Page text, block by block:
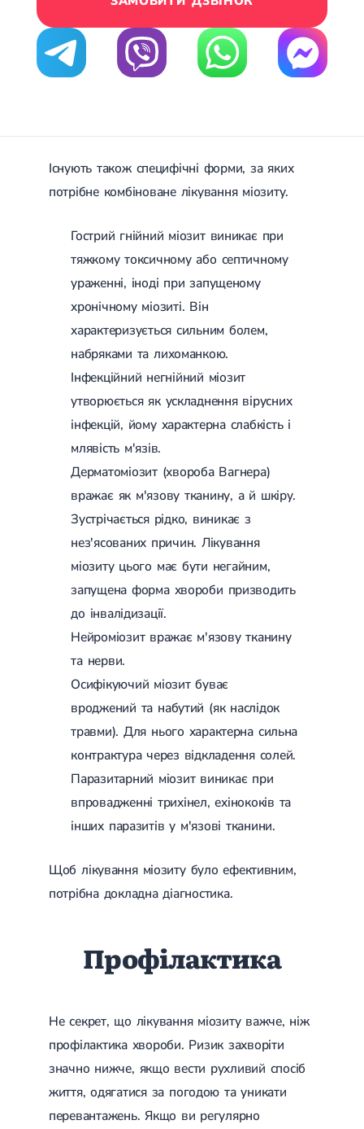
Цукровий діабет 2 типу
Нецукровий діабет
Школа діабету
Дифузний токсичний зоб (Базедова хвороба)
Аутоиммунный тиреоидит
Хронічний тиреоїдит
Гіпертиреоз
Гіпоталамічний синдром
Кіста щитовидної залози
Метаболічний синдром
Наднирковозалозна недостатність (хвороба Аддісона)
Фізіотерапія
Ультразвукова терапія
Ударно-хвильова терапія
Магнітотерапія
Реабілітація
Реабілітація після перелому
Реабілітація після вивиху
Реабілітація після артроскопії
Лікувальна фізкультура
Дерматологія
Існують також специфічні форми, за яких
потрібне комбіноване лікування міозиту.
Гострий гнійний міозит виникає при
тяжкому токсичному або септичному
ураженні, іноді при запущеному
хронічному міозиті. Він
характеризується сильним болем,
набряками та лихоманкою.
Інфекційний негнійний міозит
утворюється як ускладнення вірусних
інфекцій, йому характерна слабкість і
млявість м'язів.
Дерматоміозит (хвороба Вагнера)
вражає як м'язову тканину, а й шкіру.
Зустрічається рідко, виникає з
нез'ясованих причин. Лікування
міозиту цього має бути негайним,
запущена форма хвороби призводить
до інвалідизації.
Нейроміозит вражає м'язову тканину
та нерви.
Осифікуючий міозит буває
вроджений та набутий (як наслідок
травми). Для нього характерна сильна
контрактура через відкладення солей.
Паразитарний міозит виникає при
впровадженні трихінел, ехінококів та
інших паразитів у м'язові тканини.
Щоб лікування міозиту було ефективним,
потрібна докладна діагностика.
Профілактика
Не секрет, що лікування міозиту важче, ніж
профілактика хвороби. Ризик захворіти
значно нижче, якщо вести рухливий спосіб
життя, одягатися за погодою та уникати
перевантажень. Якщо ви регулярно